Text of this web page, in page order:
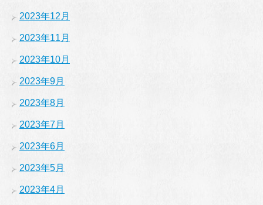
2023年12月
2023年11月
2023年10月
2023年9月
2023年8月
2023年7月
2023年6月
2023年5月
2023年4月